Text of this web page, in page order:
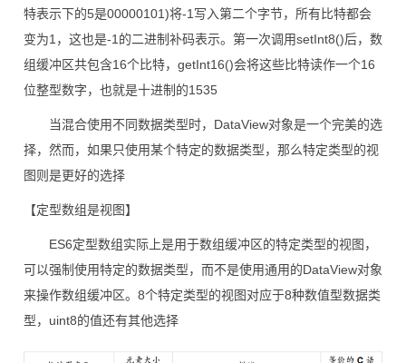
特表示下的5是00000101)将-1写入第二个字节，所有比特都会
变为1，这也是-1的二进制补码表示。第一次调用setInt8()后，数
组缓冲区共包含16个比特，getInt16()会将这些比特读作一个16
位整型数字，也就是十进制的1535
当混合使用不同数据类型时，DataView对象是一个完美的选
择，然而，如果只使用某个特定的数据类型，那么特定类型的视
图则是更好的选择
【定型数组是视图】
ES6定型数组实际上是用于数组缓冲区的特定类型的视图，
可以强制使用特定的数据类型，而不是使用通用的DataView对象
来操作数组缓冲区。8个特定类型的视图对应于8种数值型数据类
型，uint8的值还有其他选择